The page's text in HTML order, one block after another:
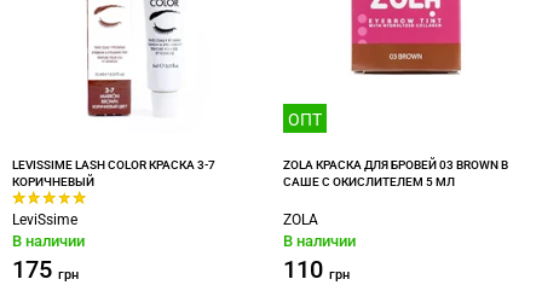
LEVISSIME LASH COLOR КРАСКА 3-7
КОРИЧНЕВЫЙ
LeviSsime
В наличии
175 грн
ОПТ
ZOLA КРАСКА ДЛЯ БРОВЕЙ 03 BROWN В
САШЕ С ОКИСЛИТЕЛЕМ 5 МЛ
ZOLA
В наличии
110 грн